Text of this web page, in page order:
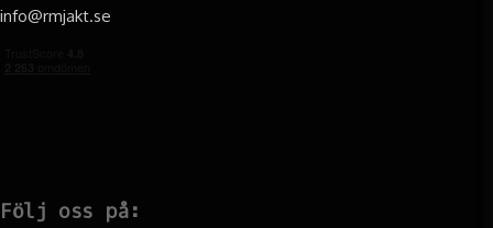
info@rmjakt.se
Följ oss på: